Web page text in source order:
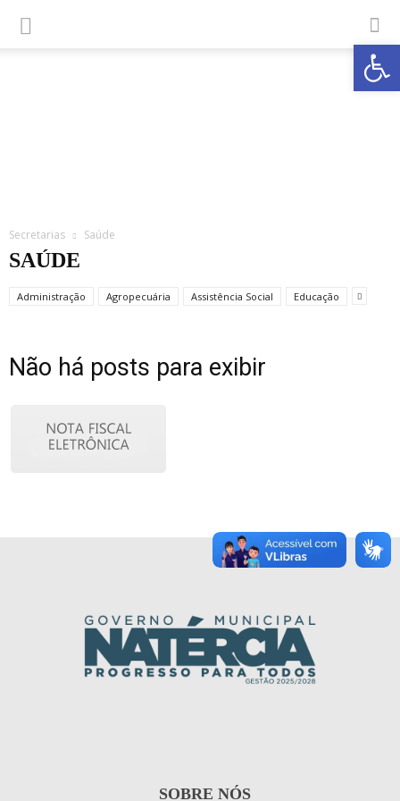
Abrir a
Secretarias Saúde
SAÚDE
Administração Agropecuária Assistência Social Educação
Não há posts para exibir
SOBRE NÓS